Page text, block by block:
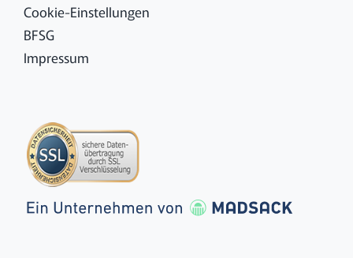
Cookie-Einstellungen
BFSG
Impressum